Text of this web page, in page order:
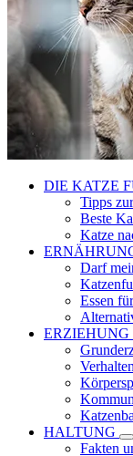
DIE KATZE
Tipps
Beste
Katze
Darf
Essen
ERZIEHUNG
HALTUNG
Fakten